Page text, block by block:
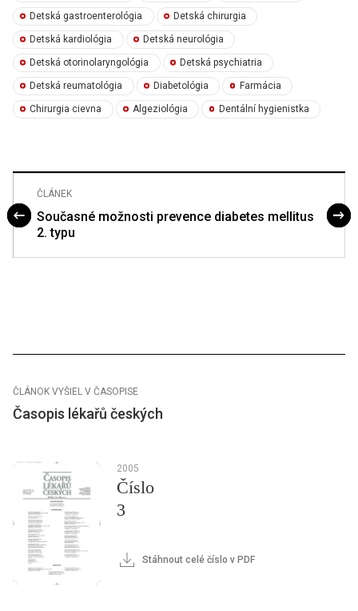
Detská gastroenterológia Detská chirurgia
Detská kardiológia Detská neurológia
Detská otorinolaryngológia Detská psychiatria
Detská reumatológia Diabetológia Farmácia
Chirurgia cievna Algeziológia Dentální hygienistka
ČLÁNEK
Současné možnosti prevence diabetes mellitus
2. typu
ČLÁNOK VYŠIEL V ČASOPISE
Časopis lékařů českých
2005
Číslo
3
Stáhnout celé číslo v PDF